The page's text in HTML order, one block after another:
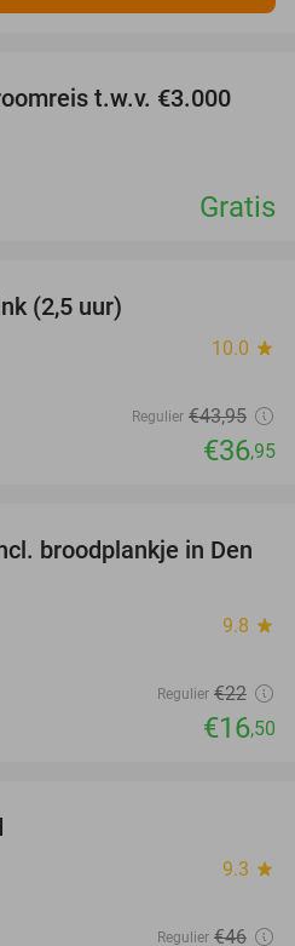
t.w.v. €3.000
Gratis
(2,5 uur)
10.0 star
Regulier €43,95
€36,95
25%
broodplankje in Den
9.8 star
Regulier €22
€16,50
9.3 star
Regulier €46